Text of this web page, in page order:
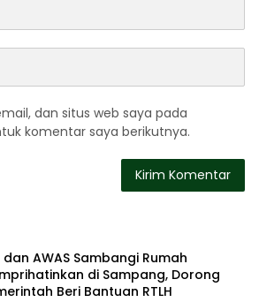
dan situs web saya pada
komentar saya berikutnya.
dan AWAS Sambangi Rumah
di Sampang, Dorong
Beri Bantuan RTLH